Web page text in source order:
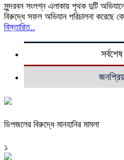
সুন্দরবন সংলগ্ন এলাকায় পৃথক দুটি
বিরুদ্ধে সফল অভিযান পরিচালনা করেছে
বিস্তারিত..
ডিপজলের বিরুদ্ধে মানহানির মামলা
১